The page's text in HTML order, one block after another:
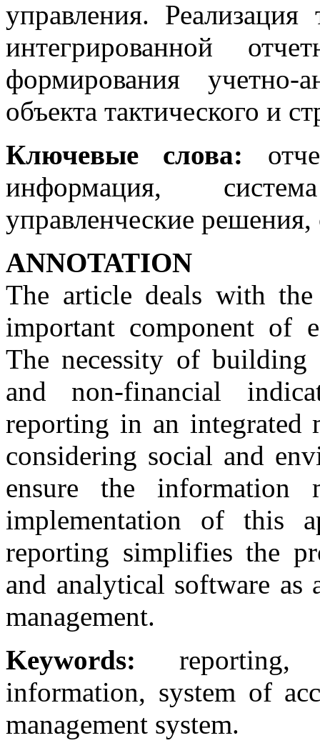
управления.
интегрированной
формирования учетно-
объекта тактического и
Ключевые слова:
информация,
управленческие
ANNOTATION
The article deals with
important component of
The necessity of
and non-financial
reporting in an integrated
considering social and
ensure the information
implementation of this
reporting simplifies the
and analytical software as
management.
Keywords: reporting,
information, system of
management system.